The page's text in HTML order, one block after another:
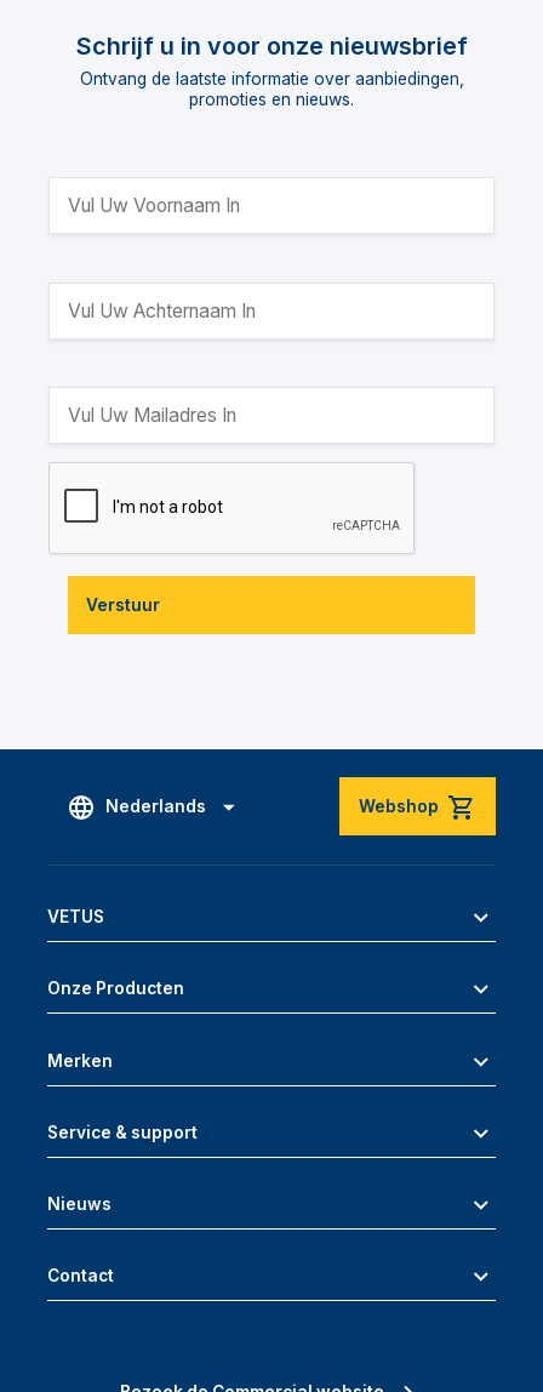
Schrijf u in voor onze nieuwsbrief
Ontvang de laatste informatie over aanbiedingen,
promoties en nieuws.
Verstuur
Nederlands Webshop
VETUS
Onze Producten
Merken
Service & support
Nieuws
Contact